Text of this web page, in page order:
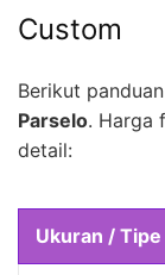
Custom
Berikut
Parselo. Harga
detail:
Ukuran / Tipe